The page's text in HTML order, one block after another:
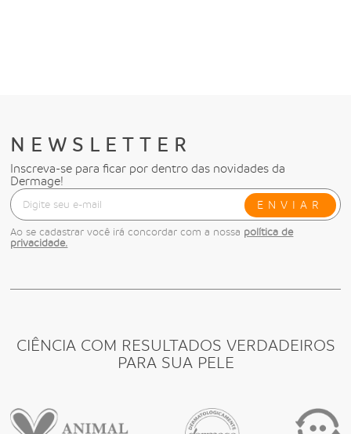
NEWSLETTER
Inscreva-se para ficar por dentro das novidades da
Dermage!
ENVIAR
Ao se cadastrar você irá concordar com a nossa política de
privacidade.
CIÊNCIA COM RESULTADOS VERDADEIROS
PARA SUA PELE